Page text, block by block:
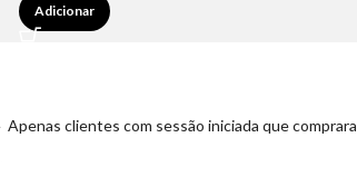
Adicionar
Apenas clientes com sessão iniciada que